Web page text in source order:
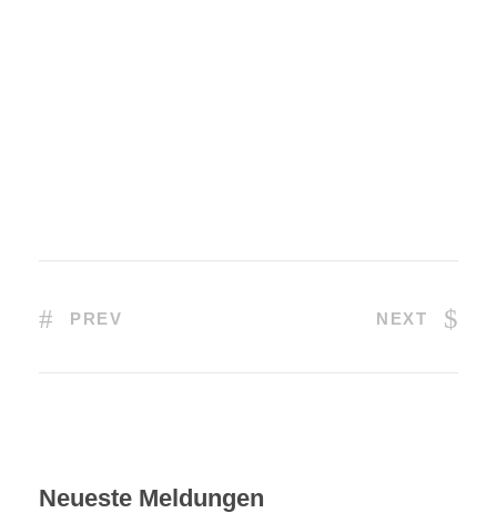
PREV NEXT
Neueste Meldungen